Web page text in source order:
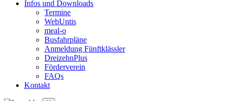
Infos und Downloads
Termine
WebUntis
meal-o
Busfahrpläne
Anmeldung Fünftklässler
DreizehnPlus
Förderverein
FAQs
Kontakt